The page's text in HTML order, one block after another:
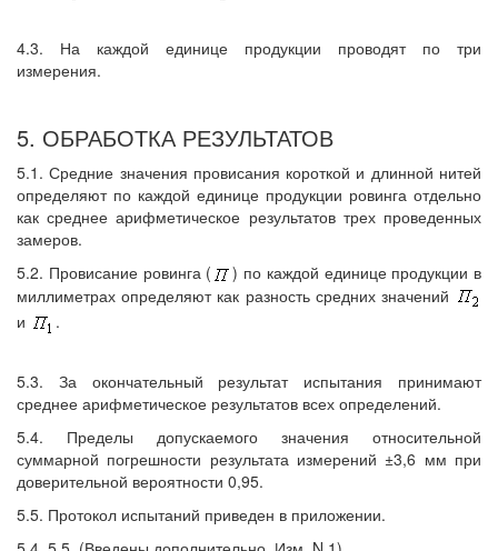
4.3. На каждой единице продукции проводят по три
измерения.
5. ОБРАБОТКА РЕЗУЛЬТАТОВ
5.1. Средние значения провисания короткой и длинной нитей
определяют по каждой единице продукции ровинга отдельно
как среднее арифметическое результатов трех проведенных
замеров.
5.2. Провисание ровинга (
) по каждой единице продукции в
миллиметрах определяют как разность средних значений
и
.
5.3. За окончательный результат испытания принимают
среднее арифметическое результатов всех определений.
5.4. Пределы допускаемого значения относительной
суммарной погрешности результата измерений ±3,6 мм при
доверительной вероятности 0,95.
5.5. Протокол испытаний приведен в приложении.